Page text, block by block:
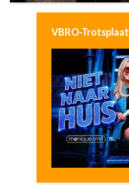
VBRO-Trotsplaat